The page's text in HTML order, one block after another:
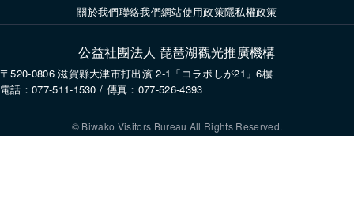
關於我們聯絡我們網站使用政策隱私權政策
公益社團法人 琵琶湖觀光推廣機構
〒520-0806 滋賀縣大津市打出濱 2-1「コラボしが21」6樓
電話：077-511-1530 / 傳真：077-526-4393
© Biwako Visitors Bureau All Rights Reserved.